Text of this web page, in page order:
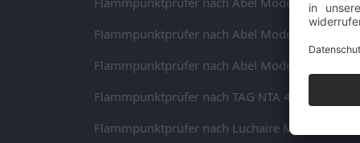
Flammpunktprüfer nach Abel Modell NAB TECH
Flammpunktprüfer nach Abel Modell NAB 110
Flammpunktprüfer nach TAG NTA 440
Flammpunktprüfer nach Luchaire Modell NLU